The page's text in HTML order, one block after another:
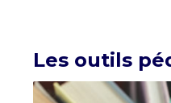
Les outils